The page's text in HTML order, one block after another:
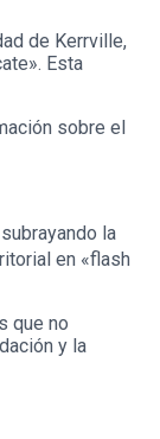
de Kerrville,
Esta
sobre el
la
en «flash
que no
y la